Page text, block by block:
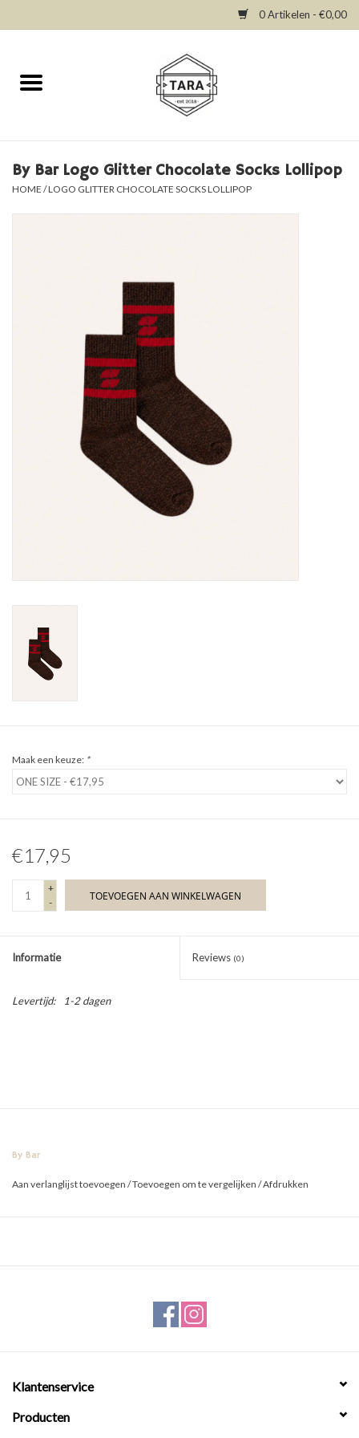
0 Artikelen - €0,00
Home
Dresses
TARA TUESDAY
By Bar Logo Glitter Chocolate Socks Lollipop
HOME /LOGO GLITTER CHOCOLATE SOCKS LOLLIPOP
Maak een keuze: *
€17,95
+
-
TOEVOEGEN AAN WINKELWAGEN
Informatie Reviews (0)
Levertijd: 1-2 dagen
By Bar
Aan verlanglijst toevoegen /Toevoegen om te vergelijken /Afdrukken
Klantenservice
Producten